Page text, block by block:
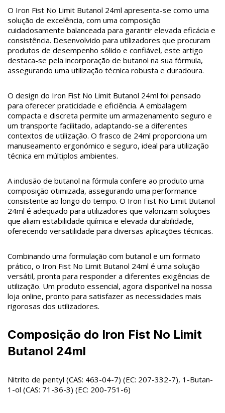
O Iron Fist No Limit Butanol 24ml apresenta-se como uma
solução de excelência, com uma composição
cuidadosamente balanceada para garantir elevada eficácia e
consistência. Desenvolvido para utilizadores que procuram
produtos de desempenho sólido e confiável, este artigo
destaca-se pela incorporação de butanol na sua fórmula,
assegurando uma utilização técnica robusta e duradoura.
O design do Iron Fist No Limit Butanol 24ml foi pensado
para oferecer praticidade e eficiência. A embalagem
compacta e discreta permite um armazenamento seguro e
um transporte facilitado, adaptando-se a diferentes
contextos de utilização. O frasco de 24ml proporciona um
manuseamento ergonómico e seguro, ideal para utilização
técnica em múltiplos ambientes.
A inclusão de butanol na fórmula confere ao produto uma
composição otimizada, assegurando uma performance
consistente ao longo do tempo. O Iron Fist No Limit Butanol
24ml é adequado para utilizadores que valorizam soluções
que aliam estabilidade química e elevada durabilidade,
oferecendo versatilidade para diversas aplicações técnicas.
Combinando uma formulação com butanol e um formato
prático, o Iron Fist No Limit Butanol 24ml é uma solução
versátil, pronta para responder a diferentes exigências de
utilização. Um produto essencial, agora disponível na nossa
loja online, pronto para satisfazer as necessidades mais
rigorosas dos utilizadores.
Composição do Iron Fist No Limit
Butanol 24ml
Nitrito de pentyl (CAS: 463-04-7) (EC: 207-332-7), 1-Butan-
1-ol (CAS: 71-36-3) (EC: 200-751-6)